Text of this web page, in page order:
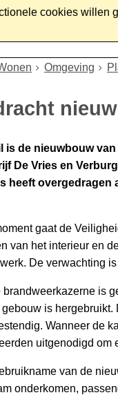
cookies willen
Omgeving
is de nieuwbouw
De Vries en
heeft overgedragen
gaat de
van het interieur en
De verwachting
brandweerkazerne is
is
Wanneer de
uitgenodigd om
van de
onderkomen,